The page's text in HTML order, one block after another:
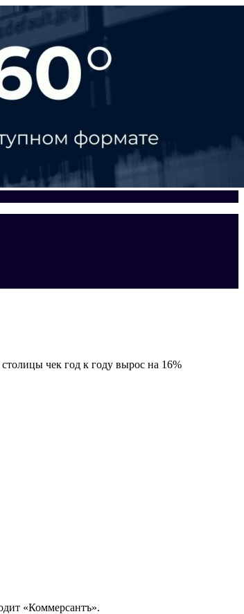
чек год к году вырос на 16%
«Коммерсантъ».